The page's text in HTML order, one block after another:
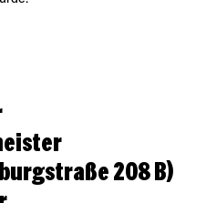
208 B)